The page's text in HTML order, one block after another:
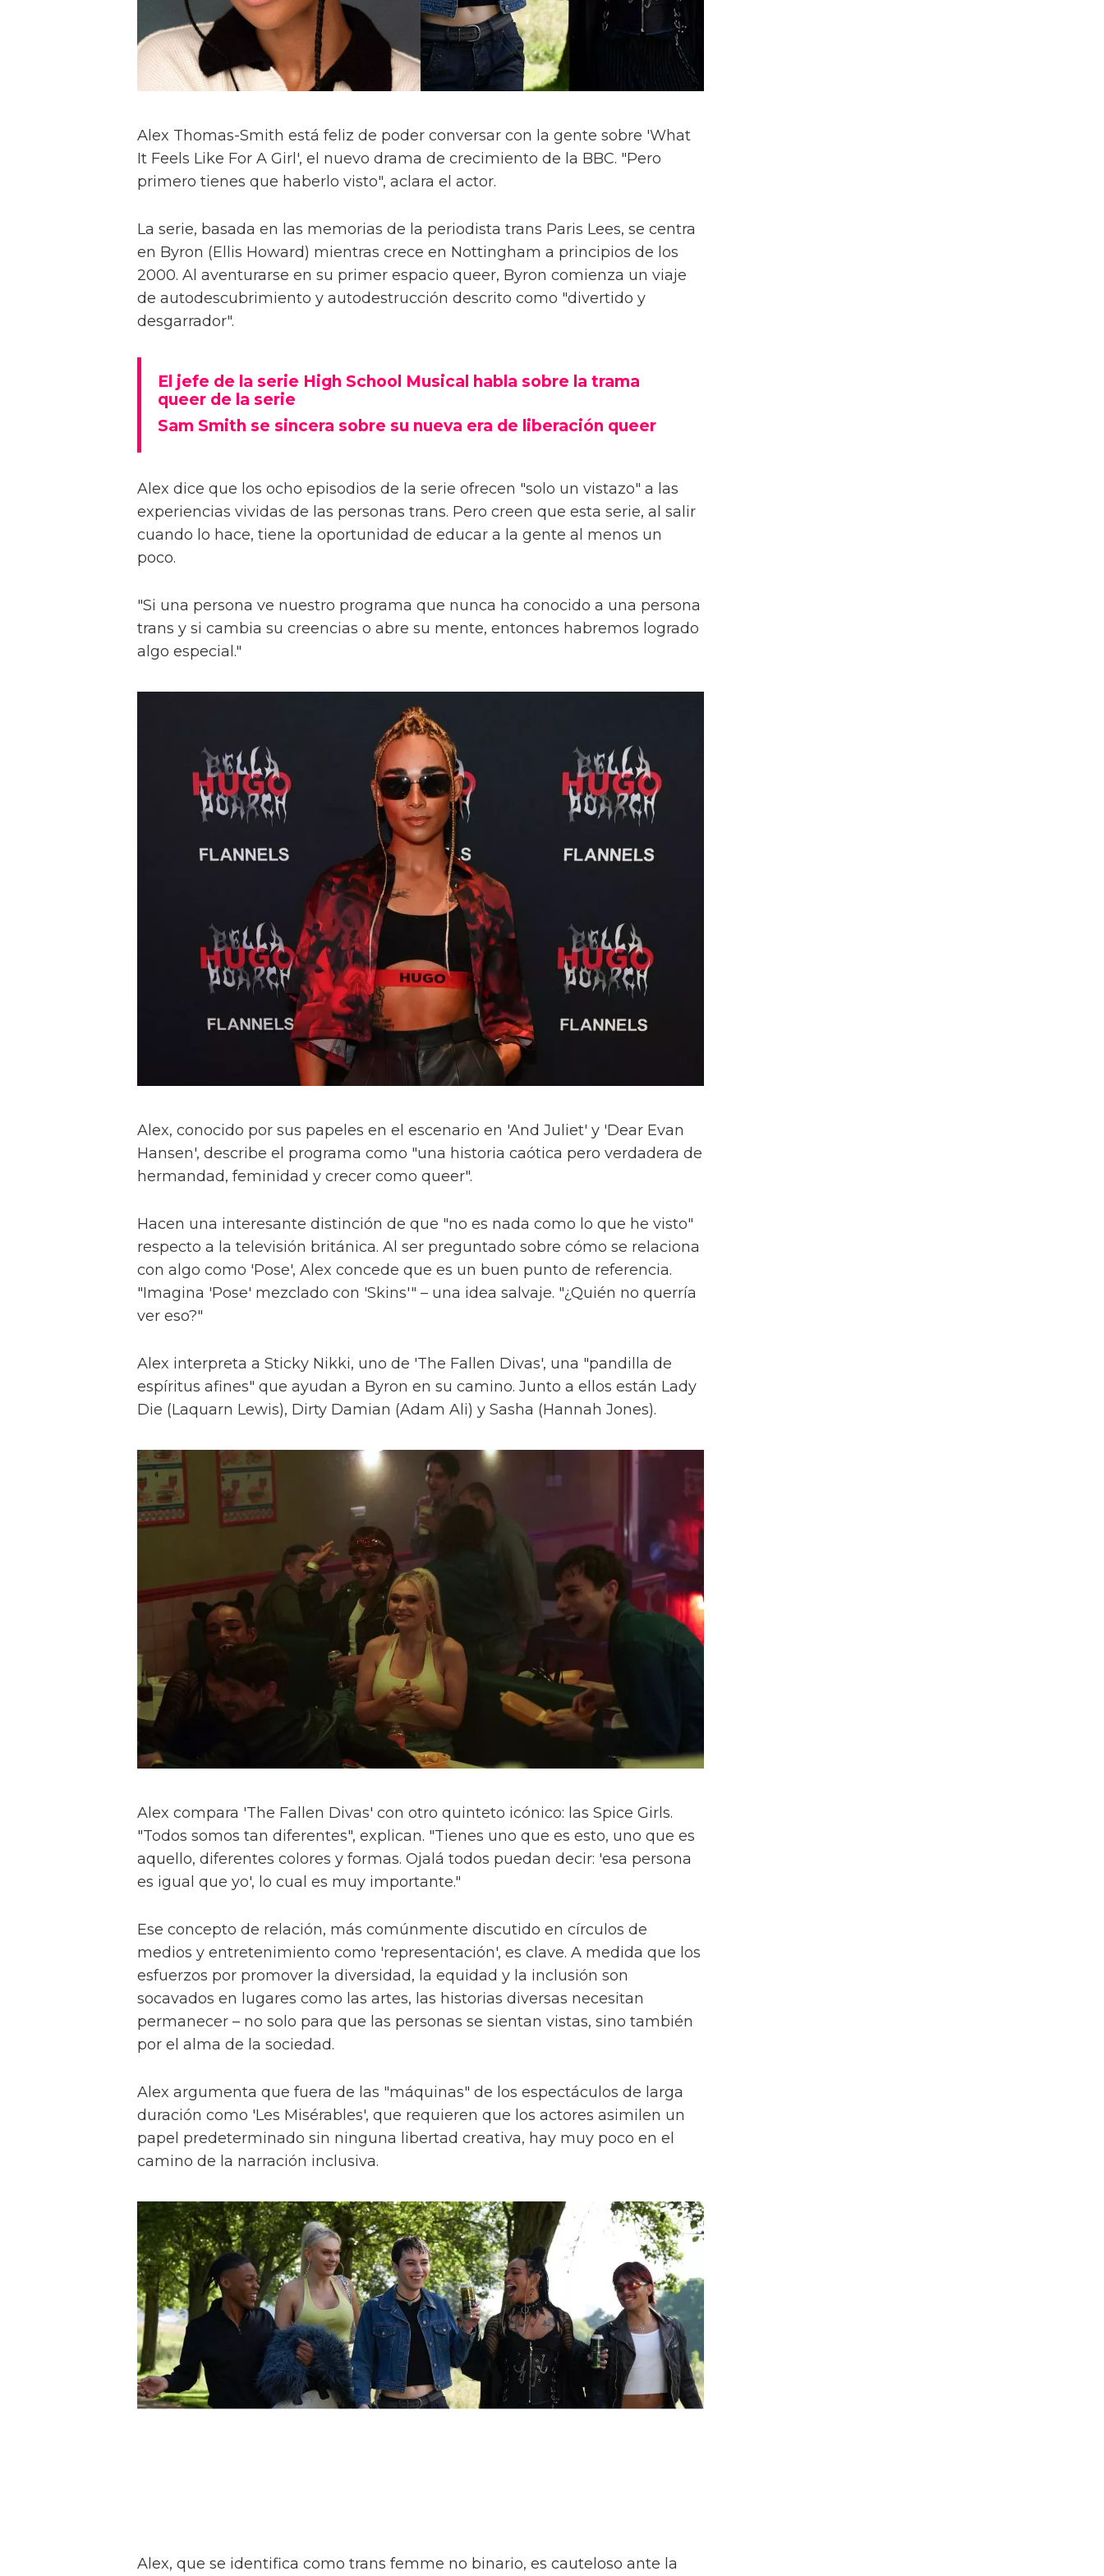
Alex Thomas-Smith está feliz de poder conversar con la gente sobre 'What
It Feels Like For A Girl', el nuevo drama de crecimiento de la BBC. "Pero
primero tienes que haberlo visto", aclara el actor.
La serie, basada en las memorias de la periodista trans Paris Lees, se centra
en Byron (Ellis Howard) mientras crece en Nottingham a principios de los
2000. Al aventurarse en su primer espacio queer, Byron comienza un viaje
de autodescubrimiento y autodestrucción descrito como "divertido y
desgarrador".
El jefe de la serie High School Musical habla sobre la trama
queer de la serie
Sam Smith se sincera sobre su nueva era de liberación queer
Alex dice que los ocho episodios de la serie ofrecen "solo un vistazo" a las
experiencias vividas de las personas trans. Pero creen que esta serie, al salir
cuando lo hace, tiene la oportunidad de educar a la gente al menos un
poco.
"Si una persona ve nuestro programa que nunca ha conocido a una persona
trans y si cambia su creencias o abre su mente, entonces habremos logrado
algo especial."
Alex, conocido por sus papeles en el escenario en 'And Juliet' y 'Dear Evan
Hansen', describe el programa como "una historia caótica pero verdadera de
hermandad, feminidad y crecer como queer".
Hacen una interesante distinción de que "no es nada como lo que he visto"
respecto a la televisión británica. Al ser preguntado sobre cómo se relaciona
con algo como 'Pose', Alex concede que es un buen punto de referencia.
"Imagina 'Pose' mezclado con 'Skins'" – una idea salvaje. "¿Quién no querría
ver eso?"
Alex interpreta a Sticky Nikki, uno de 'The Fallen Divas', una "pandilla de
espíritus afines" que ayudan a Byron en su camino. Junto a ellos están Lady
Die (Laquarn Lewis), Dirty Damian (Adam Ali) y Sasha (Hannah Jones).
Alex compara 'The Fallen Divas' con otro quinteto icónico: las Spice Girls.
"Todos somos tan diferentes", explican. "Tienes uno que es esto, uno que es
aquello, diferentes colores y formas. Ojalá todos puedan decir: 'esa persona
es igual que yo', lo cual es muy importante."
Ese concepto de relación, más comúnmente discutido en círculos de
medios y entretenimiento como 'representación', es clave. A medida que los
esfuerzos por promover la diversidad, la equidad y la inclusión son
socavados en lugares como las artes, las historias diversas necesitan
permanecer – no solo para que las personas se sientan vistas, sino también
por el alma de la sociedad.
Alex argumenta que fuera de las "máquinas" de los espectáculos de larga
duración como 'Les Misérables', que requieren que los actores asimilen un
papel predeterminado sin ninguna libertad creativa, hay muy poco en el
camino de la narración inclusiva.
Alex, que se identifica como trans femme no binario, es cauteloso ante la